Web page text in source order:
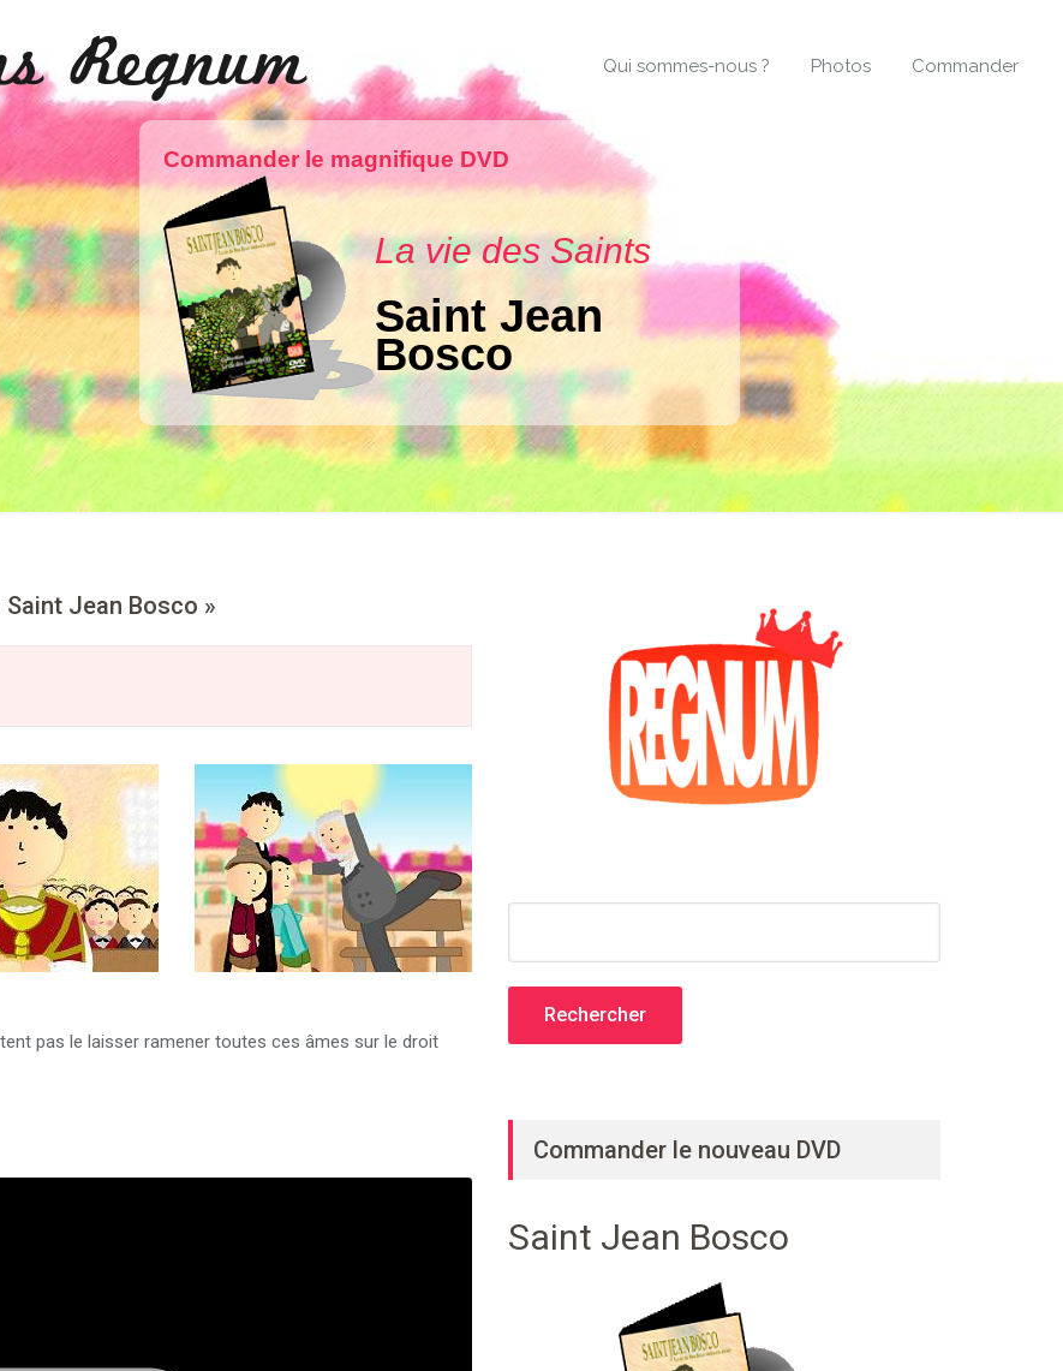
Commander le magnifique DVD
La vie des Saints
Saint Jean
Bosco
Regnum Qui sommes-nous ? Photos Commander
Jean Bosco »
pas le laisser ramener toutes ces âmes sur le droit
Commander le nouveau DVD
Saint Jean Bosco